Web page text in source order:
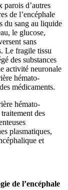
parois d’autres
de l’encéphale
du sang au liquide
le glucose,
sans
Le fragile tissu
des substances
activité neuronale
hémato-
médicaments.
hémato-
des
plasmatiques,
et
de l’encéphale